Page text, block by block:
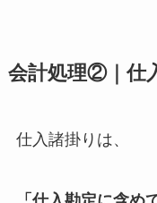
会計処理②｜仕
仕入諸掛りは、